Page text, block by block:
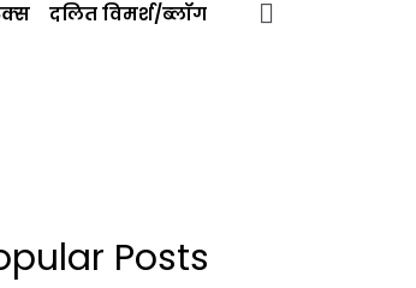
दलित विमर्श/ब्‍लॉग
Posts